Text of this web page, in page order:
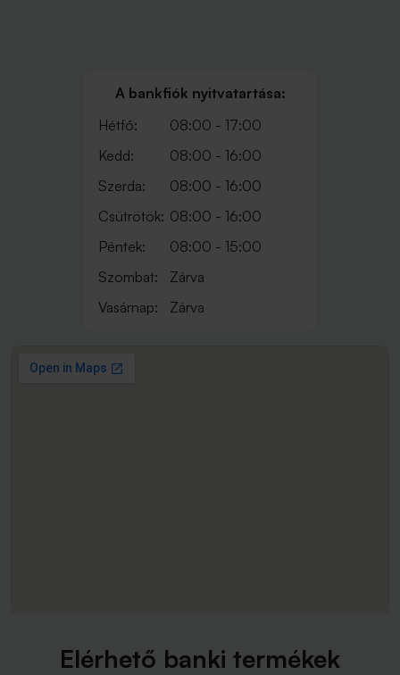
A bankfiók nyitvatartása:
Hétfő:
08:00 - 17:00
Kedd:
08:00 - 16:00
Szerda:
08:00 - 16:00
Csütrötök: 08:00 - 16:00
Péntek:
08:00 - 15:00
Szombat:
Zárva
Vasárnap:
Zárva
Elérhető banki termékek